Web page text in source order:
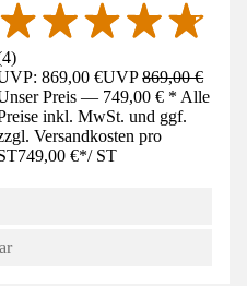
4)
869,00 €UVP869,00 €
Preis — 749,00 € * Alle
inkl. MwSt. und ggf.
Versandkosten pro
749,00 €*/ ST